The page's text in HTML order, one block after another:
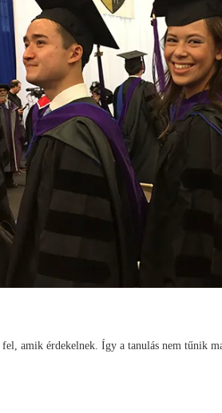
amik érdekelnek. Így a tanulás nem tűnik